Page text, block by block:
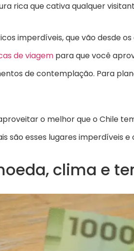
rica que cativa qualquer
imperdíveis, que vão desde
de viagem para que você
de contemplação. Para
o melhor que o Chile
são esses lugares imperdíveis
clima e